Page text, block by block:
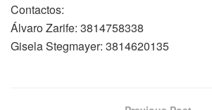
Contactos:
Álvaro Zarife: 3814758338
Gisela Stegmayer: 3814620135